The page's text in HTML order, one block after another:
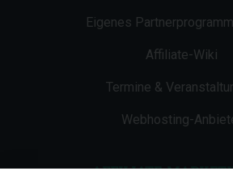
Eigenes
Affiliate-Wiki
Termine &
Webhosting-